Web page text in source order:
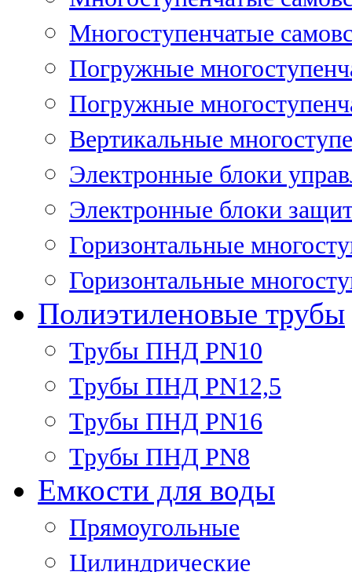
Многоступенчатые
Погружные
Погружные
Вертикальные
Электронные блоки
Электронные блоки
Горизонтальные
Горизонтальные
Полиэтиленовые трубы
Трубы ПНД PN10
Трубы ПНД PN12,5
Трубы ПНД PN16
Трубы ПНД PN8
Емкости для воды
Прямоугольные
Цилиндрические